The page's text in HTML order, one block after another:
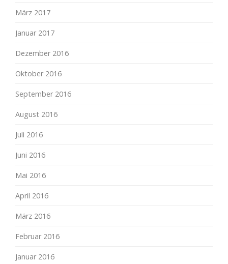
März 2017
Januar 2017
Dezember 2016
Oktober 2016
September 2016
August 2016
Juli 2016
Juni 2016
Mai 2016
April 2016
März 2016
Februar 2016
Januar 2016